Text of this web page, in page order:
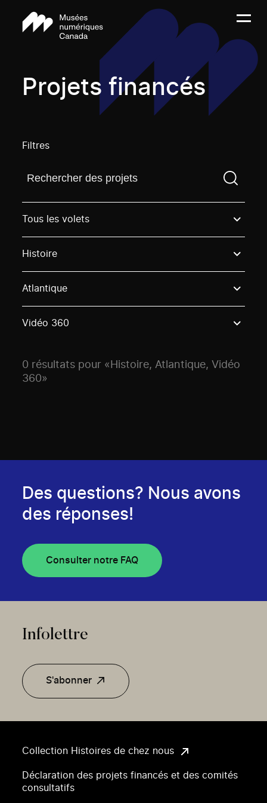
Projets financés
Filtres
Trouvez un projetVous devez saisir un terme de
Tous les volets
Histoire
Atlantique
Vidéo 360
0 résultats pour «Histoire, Atlantique, Vidéo
360»
Collection Histoires de chez nous
Déclaration des projets financés et des comités
consultatifs
Des questions? Nous avons
des réponses!
Consulter notre FAQ
Infolettre
S'abonner